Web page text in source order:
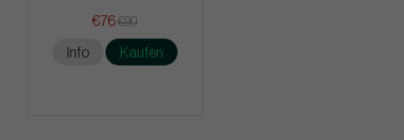
€76€90
Info Kaufen